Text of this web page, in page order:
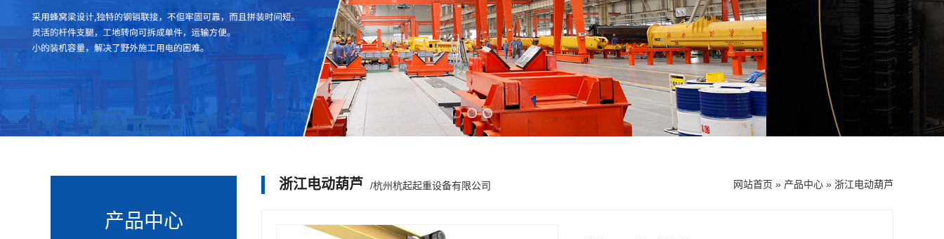
产品中心
浙江电动葫芦 /杭州杭起起重设备有限公司 网站首页 » 产品中心 » 浙江电动葫芦